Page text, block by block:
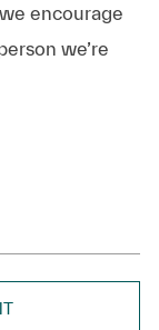
encourage
we’re